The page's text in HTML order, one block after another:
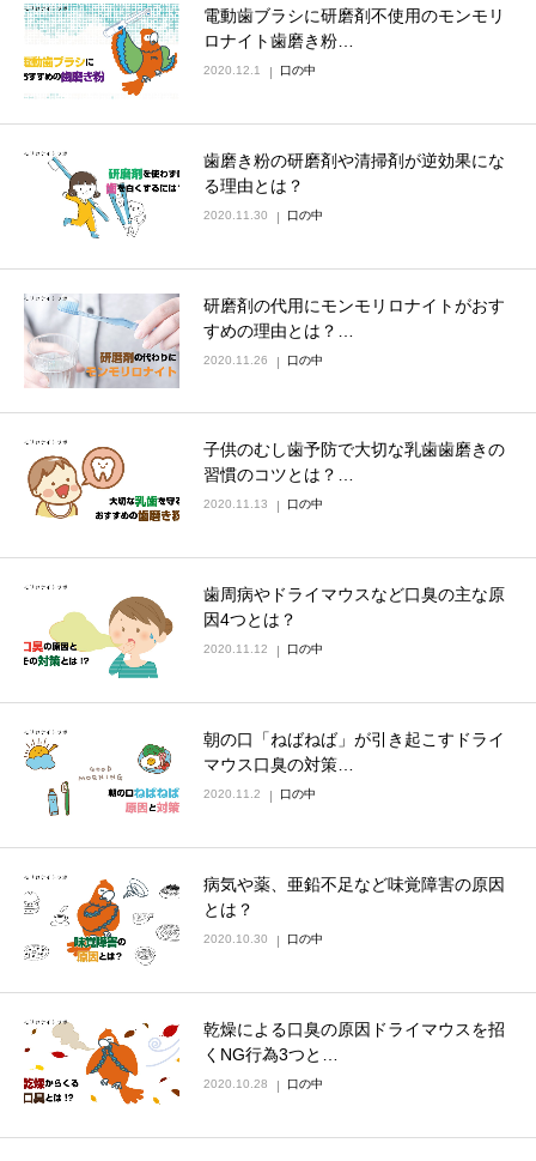
電動歯ブラシに研磨剤不使用のモンモリ
ロナイト歯磨き粉…
2020.12.1 口の中
歯磨き粉の研磨剤や清掃剤が逆効果にな
る理由とは？
2020.11.30 口の中
研磨剤の代用にモンモリロナイトがおす
すめの理由とは？…
2020.11.26 口の中
子供のむし歯予防で大切な乳歯歯磨きの
習慣のコツとは？…
2020.11.13 口の中
歯周病やドライマウスなど口臭の主な原
因4つとは？
2020.11.12 口の中
朝の口「ねばねば」が引き起こすドライ
マウス口臭の対策…
2020.11.2 口の中
病気や薬、亜鉛不足など味覚障害の原因
とは？
2020.10.30 口の中
乾燥による口臭の原因ドライマウスを招
くNG行為3つと…
2020.10.28 口の中